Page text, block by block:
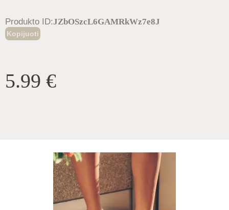
Produkto ID:JZbOSzcL6GAMRkWz7e8J
Kopijuoti
5.99 €
Pridėti Į Krepšelį
Įprastai išsiunčiame tą